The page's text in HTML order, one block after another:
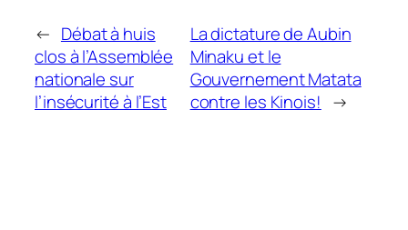
← Débat à huis
clos à l’Assemblée
nationale sur
l’insécurité à l’Est
La dictature de Aubin
Minaku et le
Gouvernement Matata
contre les Kinois! →